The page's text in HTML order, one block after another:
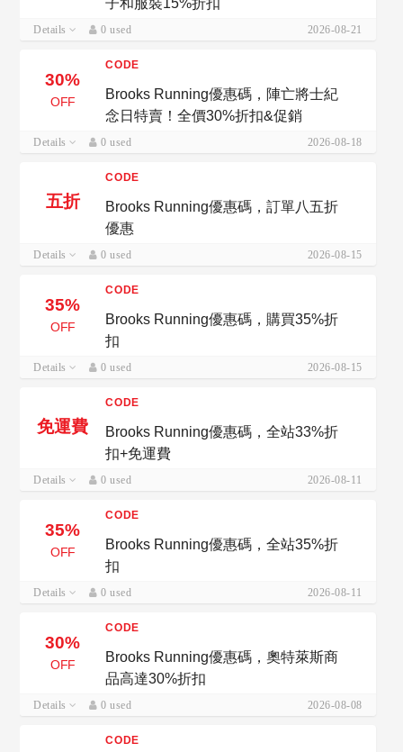
子和服裝15%折扣
Details 0 used 2026-08-21
30%
OFF
CODE
Brooks Running優惠碼，陣亡將士紀
念日特賣！全價30%折扣&促銷
Details 0 used 2026-08-18
五折
CODE
Brooks Running優惠碼，訂單八五折
優惠
Details 0 used 2026-08-15
35%
OFF
CODE
Brooks Running優惠碼，購買35%折
扣
Details 0 used 2026-08-15
免運費
CODE
Brooks Running優惠碼，全站33%折
扣+免運費
Details 0 used 2026-08-11
35%
OFF
CODE
Brooks Running優惠碼，全站35%折
扣
Details 0 used 2026-08-11
30%
OFF
CODE
Brooks Running優惠碼，奧特萊斯商
品高達30%折扣
Details 0 used 2026-08-08
CODE